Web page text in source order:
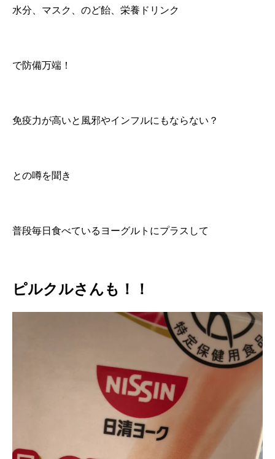
水分、マスク、のど飴、栄養ドリンク
で防備万端！
免疫力が高いと風邪やインフルにもならない？
との噂を聞き
普段毎日食べているヨーグルトにプラスして
ピルクルさんも！！